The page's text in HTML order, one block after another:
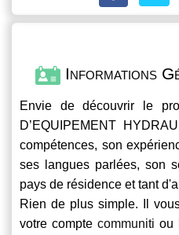
Informations
Envie de découvrir le
D’EQUIPEMENT
compétences, son
ses langues parlées, son
pays de résidence et tant
Rien de plus simple. Il
votre compte communiti ou